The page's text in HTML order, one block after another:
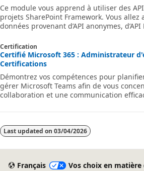
Ce module vous apprend à utiliser des
projets SharePoint Framework. Vous
données provenant d’API anonymes, d’API
Certification
Certifié Microsoft 365 : Administrateur
Certifications
Démontrez vos compétences pour
gérer Microsoft Teams afin de vous
collaboration et une communication
Last updated on 03/04/2026
Français Vos choix en